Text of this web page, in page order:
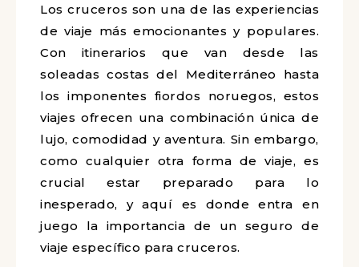
Los cruceros son una de las experiencias
de viaje más emocionantes y populares.
Con itinerarios que van desde las
soleadas costas del Mediterráneo hasta
los imponentes fiordos noruegos, estos
viajes ofrecen una combinación única de
lujo, comodidad y aventura. Sin embargo,
como cualquier otra forma de viaje, es
crucial estar preparado para lo
inesperado, y aquí es donde entra en
juego la importancia de un seguro de
viaje específico para cruceros.